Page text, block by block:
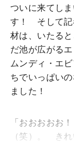
ついに来てし
す！ そして記
材は、いたる
だ池が広がる
ムンディ・エ
ちでいっぱい
ました！
「おおおおお
（笑）。 き